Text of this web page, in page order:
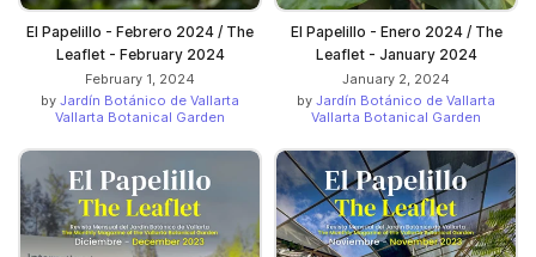
El Papelillo - Febrero 2024 / The
Leaflet - February 2024
February 1, 2024
by Jardín Botánico de Vallarta
Vallarta Botanical Garden
El Papelillo - Enero 2024 / The
Leaflet - January 2024
January 2, 2024
by Jardín Botánico de Vallarta
Vallarta Botanical Garden